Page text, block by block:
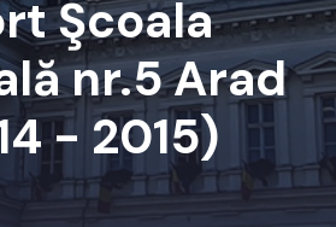
Şcoala
nr.5 Arad
- 2015)